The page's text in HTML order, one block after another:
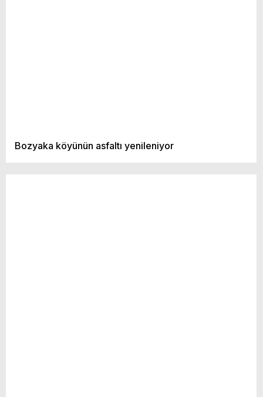
Bozyaka köyünün asfaltı yenileniyor